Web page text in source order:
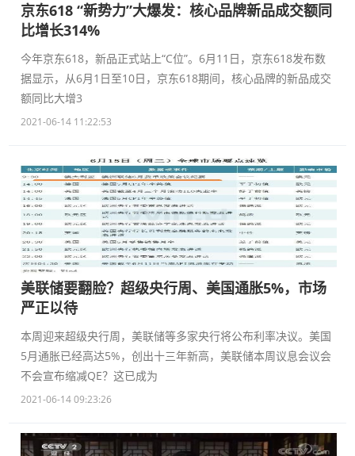
京东618 “新势力”大爆发：核心品牌新品成交额同
比增长314%
今年京东618，新品正式站上“C位”。6月11日，京东618发布数
据显示，从6月1日至10日，京东618期间，核心品牌的新品成交
额同比大增3
2021-06-14 11:22:53
美联储要翻脸？超级央行周、美国通胀5%，市场
严正以待
本周迎来超级央行周，美联储等多家央行将公布利率决议。美国
5月通胀已经高达5%，创出十三年新高，美联储本周议息会议会
不会宣布缩减QE？这已成为
2021-06-14 09:23:26